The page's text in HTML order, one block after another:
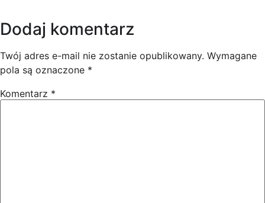
Dodaj komentarz
Twój adres e-mail nie zostanie opublikowany. Wymagane
pola są oznaczone *
Komentarz *